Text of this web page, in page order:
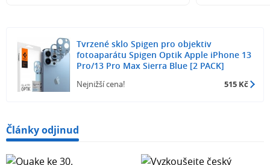
Tvrzené sklo Spigen pro objektiv
fotoaparátu Spigen Optik Apple iPhone 13
Pro/13 Pro Max Sierra Blue [2 PACK]
Nejnižší cena! 515 Kč
Články odjinud